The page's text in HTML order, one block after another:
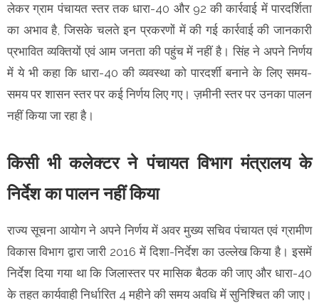
लेकर ग्राम पंचायत स्तर तक धारा-40 और 92 की कार्रवाई में पारदर्शिता
का अभाव है, जिसके चलते इन प्रकरणों में की गई कार्रवाई की जानकारी
प्रभावित व्यक्तियों एवं आम जनता की पहुंच में नहीं है। सिंह ने अपने निर्णय
में ये भी कहा कि धारा-40 की व्यवस्था को पारदर्शी बनाने के लिए समय-
समय पर शासन स्तर पर कई निर्णय लिए गए। ज़मीनी स्तर पर उनका पालन
नहीं किया जा रहा है।
किसी भी कलेक्टर ने पंचायत विभाग मंत्रालय के
निर्देश का पालन नहीं किया
राज्य सूचना आयोग ने अपने निर्णय में अवर मुख्य सचिव पंचायत एवं ग्रामीण
विकास विभाग द्वारा जारी 2016 में दिशा-निर्देश का उल्लेख किया है। इसमें
निर्देश दिया गया था कि जिलास्तर पर मासिक बैठक की जाए और धारा-40
के तहत कार्यवाही निर्धारित 4 महीने की समय अवधि में सुनिश्चित की जाए।